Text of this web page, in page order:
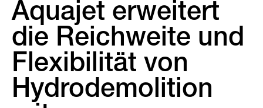
Aquajet erweitert
die Reichweite und
Flexibilität von
Hydrodemolition